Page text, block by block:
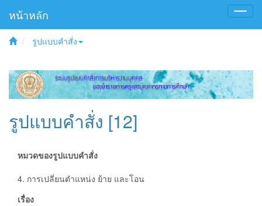
หน้าหลัก
รูปแบบคำสั่ง
รูปแบบคำสั่ง [12]
หมวดของรูปแบบคำสั่ง
4. การเปลี่ยนตำแหน่ง ย้าย และโอน
เรื่อง